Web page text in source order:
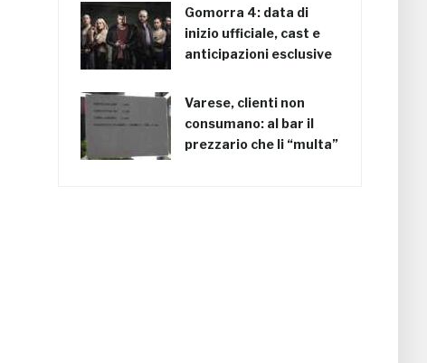
Gomorra 4: data di
inizio ufficiale, cast e
anticipazioni esclusive
Varese, clienti non
consumano: al bar il
prezzario che li “multa”